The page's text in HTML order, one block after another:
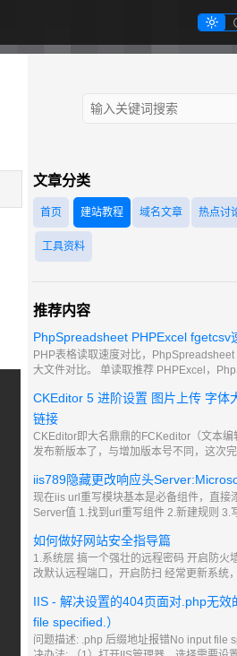

文章分类
首页 建站教程 域名文章 热点讨
工具资料
推荐内容
PhpSpreadsheet PHPExcel fgetcsv
PHP表格读取速度对比，
大文件对比。 单读取推荐 PHPExcel，
CKEditor 5 进阶设置 图片上传 字体
链接
CKEditor即大名鼎鼎的FCKeditor（文本
发布新版本了，与增加版本号不同，这次
定制功能。
iis789隐藏更改响应头
现在iis url重写模块基本是必备组件，直接
Server值 1.找到url重写组件 2.新建规则 3.
便设置
如何做好网站安全指导篇
1.系统层 搞一个强壮的远程密码 开启防火
改默认远程端口，开启防扫 经常更新系统
IIS - 解决设置的404页面对.php无效
file specified.）
问题描述: .php 后缀地址报错No input file